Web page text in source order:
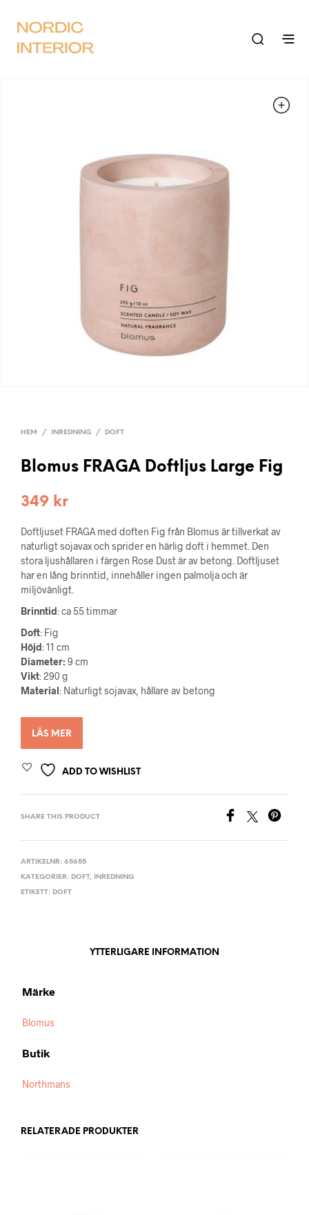
HEM / INREDNING / DOFT
Blomus FRAGA Doftljus Large Fig
349 kr
Doftljuset FRAGA med doften Fig från Blomus är tillverkat av
naturligt sojavax och sprider en härlig doft i hemmet. Den
stora ljushållaren i färgen Rose Dust är av betong. Doftljuset
har en lång brinntid, innehåller ingen palmolja och är
miljövänligt.
Brinntid: ca 55 timmar
Doft: Fig
Höjd: 11 cm
Diameter:9 cm
Vikt: 290 g
Material: Naturligt sojavax, hållare av betong
LÄS MER
ADD TO WISHLIST
SHARE THIS PRODUCT
ARTIKELNR: 65655
KATEGORIER: DOFT,
INREDNING
ETIKETT: DOFT
YTTERLIGARE INFORMATION
Märke
Blomus
Butik
Northmans
RELATERADE PRODUKTER